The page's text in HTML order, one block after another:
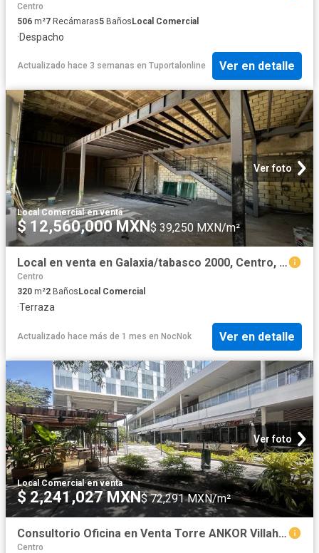
Centro
506 m²7 Recámaras5 BañosLocal Comercial
·Despacho
Actualizado hace 3 semanas en Tuportalonline Ver en detalle
Ver foto
Local Comercial·en venta
$ 12,560,000 MXN$ 39,250 MXN/m²
Local en venta en Galaxia/tabasco 2000, Centro, Tabasco
Centro
320 m²2 Baños Local Comercial
·Terraza
Actualizado hace más de 1 mes en NocNok Ver en detalle
Ver foto
Local Comercial ·en venta
$ 2,241,027 MXN$ 72,291 MXN/m²
Consultorio Oficina en Venta Torre ANKOR Villahermosa
Centro